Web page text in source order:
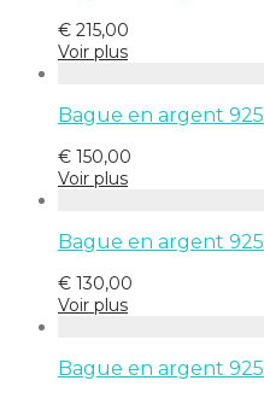
€ 215,00
Voir plus
Bague en argent 925
€ 150,00
Voir plus
Bague en argent 925
€ 130,00
Voir plus
Bague en argent 925